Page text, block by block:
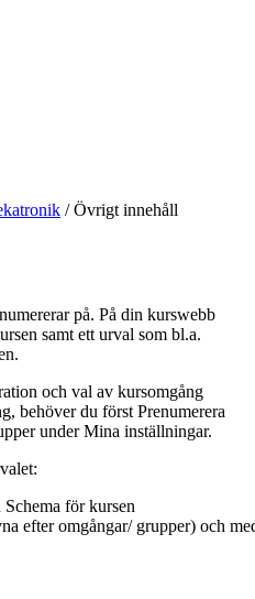
/Övrigt innehåll
på. På din kurswebb
samt ett urval som bl.a.
och val av kursomgång
behöver du först Prenumerera
under Mina inställningar.
för kursen
efter omgångar/ grupper) och